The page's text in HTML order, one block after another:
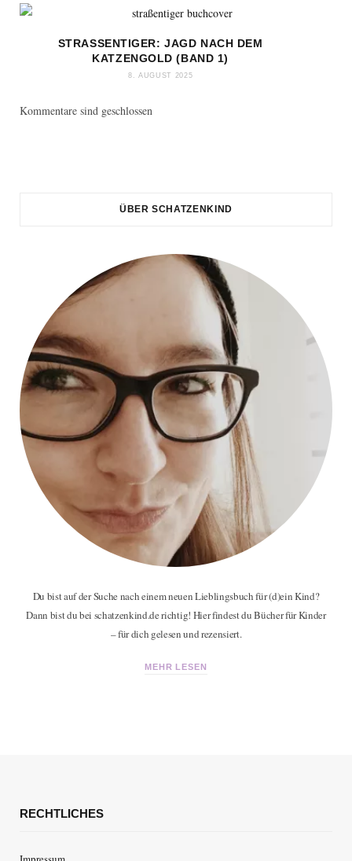
STRASSENTIGER: JAGD NACH DEM K
ATZENGOLD (BAND 1)
8. AUGUST 2025
Kommentare sind geschlossen
ÜBER SCHATZENKIND
Du bist auf der Suche nach einem neuen Lieblingsbuch für (d)ein Kind?
Dann bist du bei schatzenkind.de richtig! Hier findest du Bücher für Kinder
– für dich gelesen und rezensiert.
MEHR LESEN
RECHTLICHES